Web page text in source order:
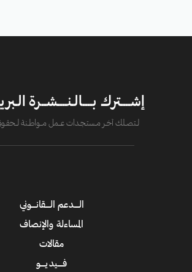
إشــــترك بــــالـنــــشــرة
لــتصــلك آخــر مــستـجــدات عــــمل مــــواطــنة
الــــدعم الــــقانــــوني
المساءلة والإنصاف
مقالات
فــــيديــــو